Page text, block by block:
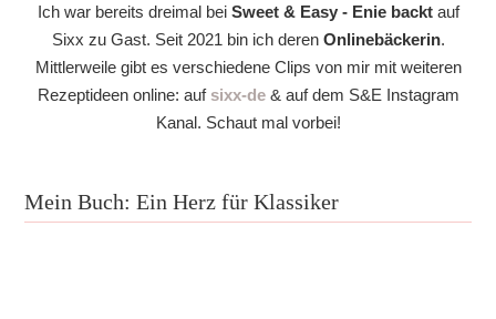
Ich war bereits dreimal bei Sweet & Easy - Enie backtauf
Sixx zu Gast. Seit 2021 bin ich deren Onlinebäckerin.
Mittlerweile gibt es verschiedene Clips von mir mit weiteren
Rezeptideen online: auf sixx-de& auf dem S&E Instagram
Kanal. Schaut mal vorbei!
Mein Buch: Ein Herz für Klassiker